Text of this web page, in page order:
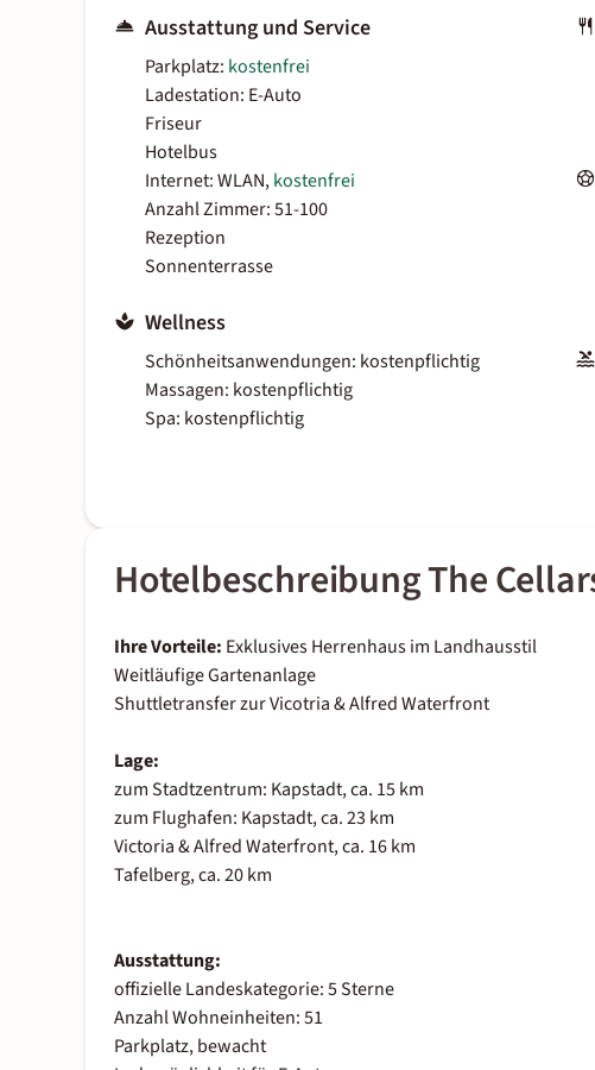
Ausstattung und Service
Parkplatz: kostenfrei
Ladestation: E-Auto
Friseur
Hotelbus
Internet: WLAN,kostenfrei
Anzahl Zimmer: 51-100
Rezeption
Sonnenterrasse
Wellness
Schönheitsanwendungen: kostenpflichtig
Massagen: kostenpflichtig
Spa: kostenpflichtig
Hotelbeschreibung The
Ihre Vorteile: Exklusives Herrenhaus im Landhausstil
Weitläufige Gartenanlage
Shuttletransfer zur Vicotria & Alfred Waterfront
Lage:
zum Stadtzentrum: Kapstadt, ca. 15 km
zum Flughafen: Kapstadt, ca. 23 km
Victoria & Alfred Waterfront, ca. 16 km
Tafelberg, ca. 20 km
Ausstattung:
offizielle Landeskategorie: 5 Sterne
Anzahl Wohneinheiten: 51
Parkplatz, bewacht